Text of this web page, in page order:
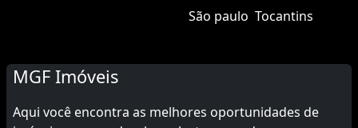
São paulo Tocantins
MGF Imóveis
Aqui você encontra as melhores oportunidades de